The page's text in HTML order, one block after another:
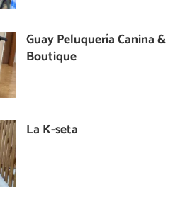
Guay Peluquería Canina &
Boutique
La K-seta